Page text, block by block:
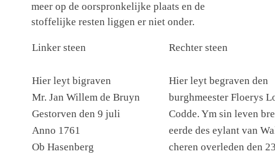
meer op de oorspronkelijke plaats en de
stoffelijke resten liggen er niet onder.
Linker steen Rechter steen
Hier leyt bigraven
Hier leyt begraven den
Mr. Jan Willem de Bruyn
burghmeester Floerys
Gestorven den 9 juli
Codde. Ym sin leven
Anno 1761
eerde des eylant van
Ob Hasenberg
cheren overleden den